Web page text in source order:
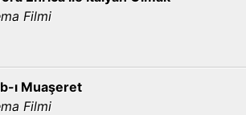
Filmi
ı Muaşeret
Filmi